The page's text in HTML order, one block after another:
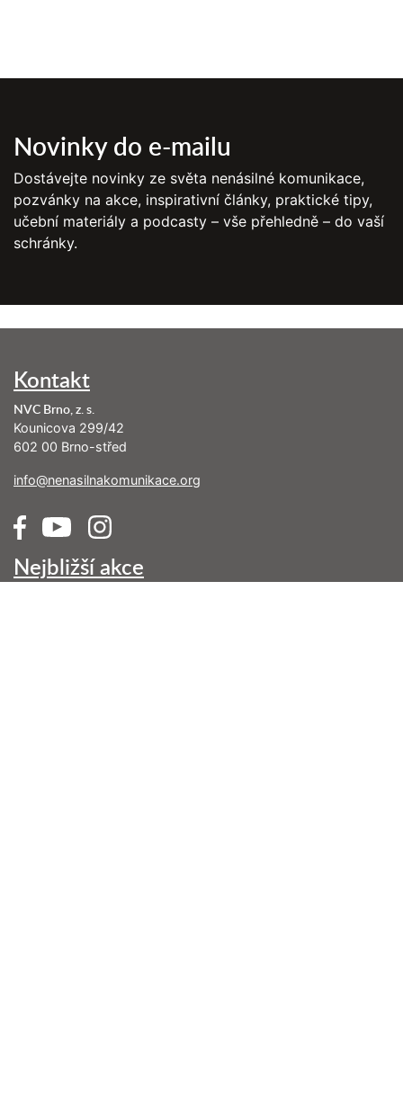
Novinky do e-mailu
Dostávejte novinky ze světa nenásilné komunikace,
pozvánky na akce, inspirativní články, praktické tipy,
učební materiály a podcasty – vše přehledně – do vaší
schránky.
Kontakt
NVC Brno, z. s.
Kounicova 299/42
602 00 Brno-střed
info@nenasilnakomunikace.org
Nejbližší akce